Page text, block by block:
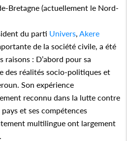
Bretagne (actuellement le Nord-
du parti Univers,Akere
de la société civile, a été
: D’abord pour sa
des réalités socio-politiques et
Son expérience
reconnu dans la lutte contre
et ses compétences
multilingue ont largement